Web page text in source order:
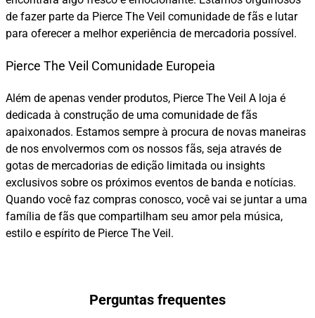
de fazer parte da Pierce The Veil comunidade de fãs e lutar
para oferecer a melhor experiência de mercadoria possível.
Pierce The Veil Comunidade Europeia
Além de apenas vender produtos, Pierce The Veil A loja é
dedicada à construção de uma comunidade de fãs
apaixonados. Estamos sempre à procura de novas maneiras
de nos envolvermos com os nossos fãs, seja através de
gotas de mercadorias de edição limitada ou insights
exclusivos sobre os próximos eventos de banda e notícias.
Quando você faz compras conosco, você vai se juntar a uma
família de fãs que compartilham seu amor pela música,
estilo e espírito de Pierce The Veil.
Perguntas frequentes